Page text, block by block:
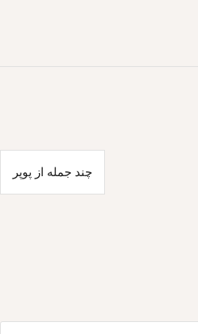
چند جمله از پوپر